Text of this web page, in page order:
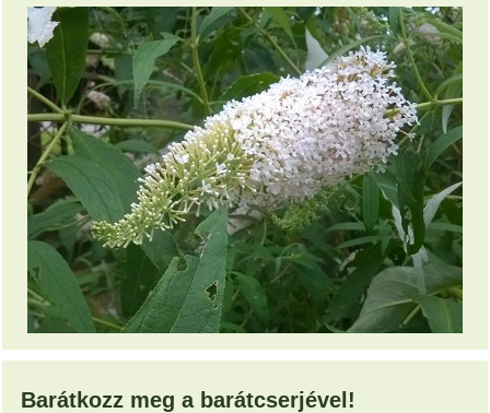
Barátkozz meg a barátcserjével!